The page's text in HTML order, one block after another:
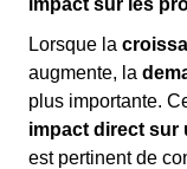
impact sur les
Lorsque la
augmente, la
plus importante.
impact direct sur
est pertinent de